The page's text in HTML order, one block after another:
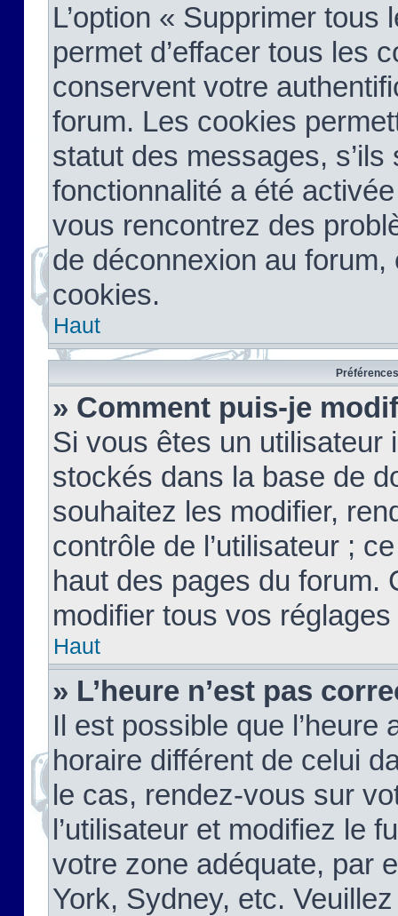
L’option « Supprimer
permet d’effacer tous les
conservent votre
forum. Les cookies
statut des messages,
fonctionnalité a été
vous rencontrez des
de déconnexion au
cookies.
Haut
» Comment puis-je
Si vous êtes un
stockés dans la base de
souhaitez les modifier,
contrôle de l’utilisateur ;
haut des pages du forum.
modifier tous vos
Haut
» L’heure n’est pas
Il est possible que
horaire différent de celui
le cas, rendez-vous sur
l’utilisateur et modifiez le
votre zone adéquate, par
York, Sydney, etc.